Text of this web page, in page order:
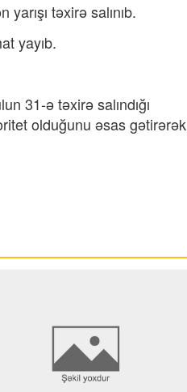
təxirə salınıb.
yayıb.
31-ə təxirə salındığı
olduğunu əsas gətirərək